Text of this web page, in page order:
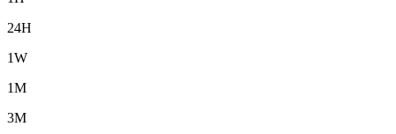
24H
1W
1M
3M